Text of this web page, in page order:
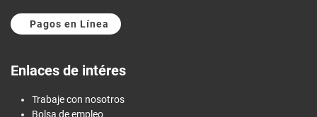
Pagos en Línea
Enlaces de intéres
Trabaje con nosotros
Bolsa de empleo